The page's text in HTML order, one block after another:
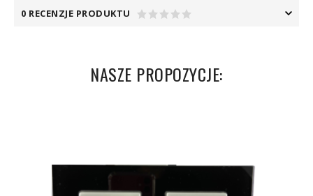
0 RECENZJE PRODUKTU
NASZE PROPOZYCJE: